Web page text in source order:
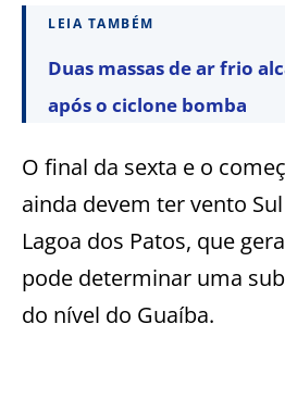
LEIA TAMBÉM
Duas massas de ar frio
após o ciclone bomba
O final da sexta e o
ainda devem ter vento
Lagoa dos Patos, que
pode determinar uma
do nível do Guaíba.